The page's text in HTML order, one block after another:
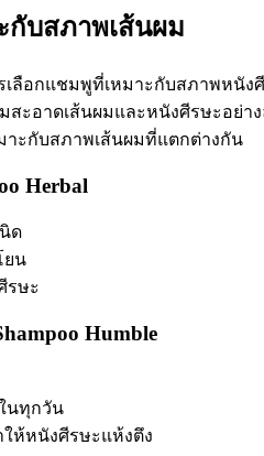
กับสภาพเส้นผม
เลือกแชมพูที่เหมาะกับสภาพหนัง
มสะอาดเส้นผมและหนังศีรษะอย่า
ะกับสภาพเส้นผมที่แตกต่างกัน
Herbal
ด
ยน
รษะ
Humble
นทุกวัน
ห้หนังศีรษะแห้งตึง